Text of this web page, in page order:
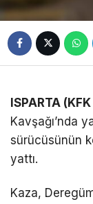
ISPARTA
Kavşağı’nda
sürücüsünün
yattı.
Kaza,